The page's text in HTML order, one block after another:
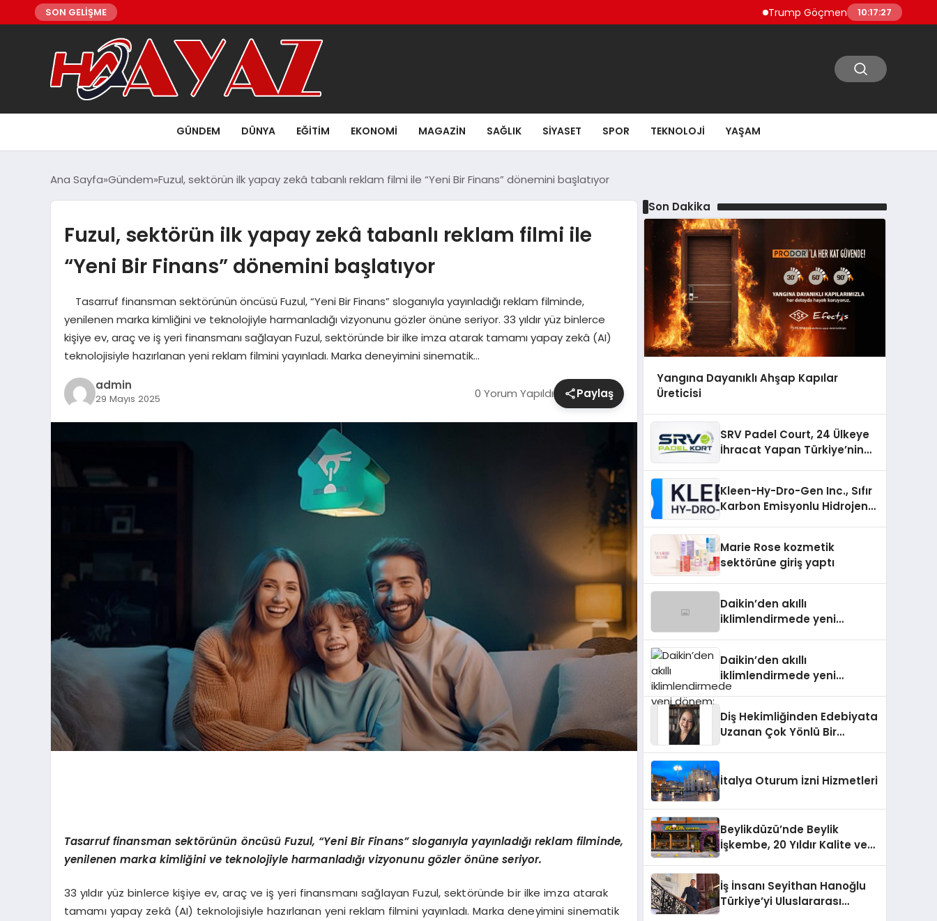
SON GELİŞME Trump Göçmen Kamyon Şoförleri Yerine
10:17:29
GÜNDEM DÜNYA EĞITIM EKONOMI MAGAZIN SAĞLIK SIYASET SPOR TEKNOLOJI YAŞAM
Ana Sayfa Gündem Fuzul, sektörün ilk yapay zekâ tabanlı reklam filmi ile “Yeni Bir Finans” dönemini başlatıyor
Fuzul, sektörün ilk yapay zekâ tabanlı reklam filmi ile
“Yeni Bir Finans” dönemini başlatıyor
Tasarruf finansman sektörünün öncüsü Fuzul, “Yeni Bir Finans” sloganıyla yayınladığı reklam filminde,
yenilenen marka kimliğini ve teknolojiyle harmanladığı vizyonunu gözler önüne seriyor. 33 yıldır yüz binlerce
kişiye ev, araç ve iş yeri finansmanı sağlayan Fuzul, sektöründe bir ilke imza atarak tamamı yapay zekâ (AI)
teknolojisiyle hazırlanan yeni reklam filmini yayınladı. Marka deneyimini sinematik…
admin
29 Mayıs 2025 0 Yorum Yapıldı Paylaş
Tasarruf finansman sektörünün öncüsü Fuzul, “Yeni Bir Finans” sloganıyla yayınladığı reklam filminde,
yenilenen marka kimliğini ve teknolojiyle harmanladığı vizyonunu gözlerönüne seriyor.
33 yıldır yüz binlerce kişiye ev, araç ve iş yeri finansmanı sağlayan Fuzul, sektöründe bir ilke imza atarak
tamamı yapay zekâ (AI) teknolojisiyle hazırlanan yeni reklam filmini yayınladı. Marka deneyimini sinematik
Son Dakika
Yangına Dayanıklı Ahşap Kapılar
Üreticisi
SRV Padel Court, 24 Ülkeye
İhracat Yapan Türkiye’nin
Kleen-Hy-Dro-Gen Inc., Sıfır
Karbon Emisyonlu Hidrojen
Aldı
Marie Rose kozmetik
sektörüne giriş yaptı
Daikin’den akıllı
iklimlendirmede yeni
Daikin’den akıllı
iklimlendirmede yeni
dönem: Madoka Plus
Diş Hekimliğinden Edebiyata
Uzanan Çok Yönlü Bir
İtalya Oturum İzni Hizmetleri
Beylikdüzü’nde Beylik
İşkembe, 20 Yıldır Kalite ve
İş İnsanı Seyithan Hanoğlu
Türkiye’yi Uluslararası